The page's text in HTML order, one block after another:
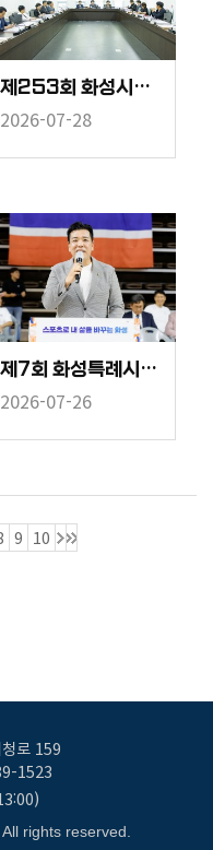
제253회 화성시의회 임시회 폐회 중 수원 군공항 화성시 이전 반대 특별위원회
2026-07-28
제7회 화성특례시의회 의장기 배드민턴대회
2026-07-26
9 10
로 159
1523
rights reserved.